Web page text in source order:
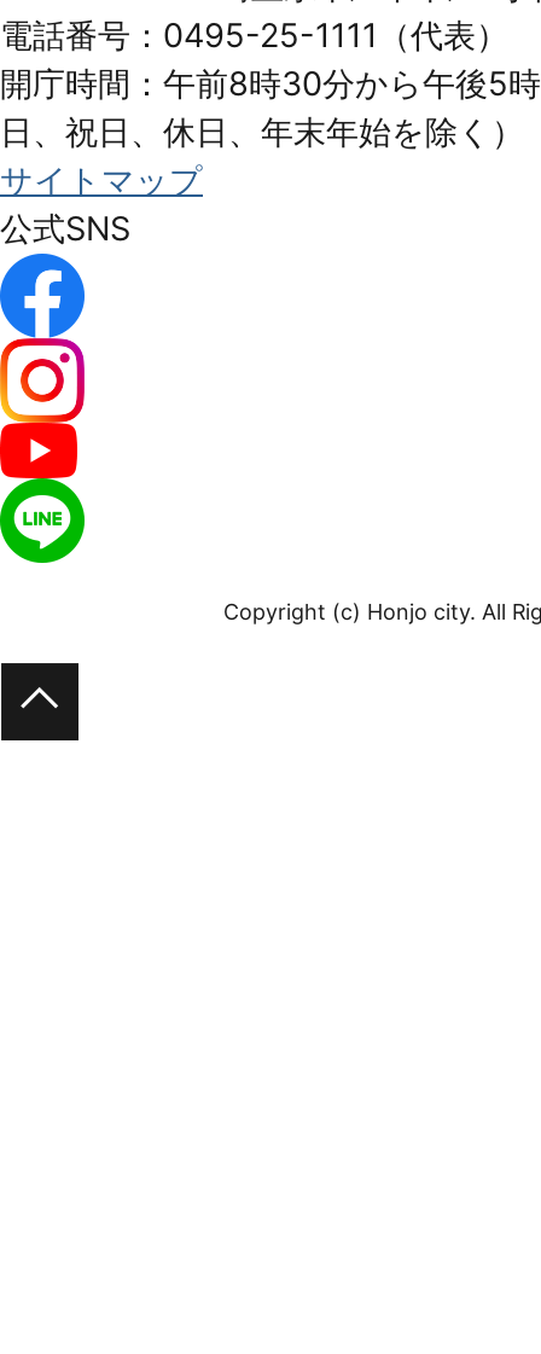
電話番号：0495-25-1111（代表）
開庁時間：午前8時30分から午後5
日、祝日、休日、年末年始を除く）
サイトマップ
公式SNS
Copyright (c) Honjo city. All